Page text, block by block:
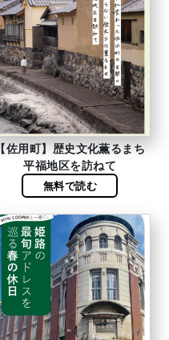
【佐用町】歴史文化薫るまち
平福地区を訪ねて
無料で読む